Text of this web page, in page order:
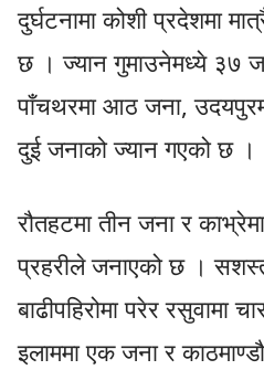
दुर्घटनामा कोशी प्रदेशमा
छ । ज्यान गुमाउनेमध्ये ३७
पाँचथरमा आठ जना,
दुई जनाको ज्यान गएको छ ।
रौतहटमा तीन जना र
प्रहरीले जनाएको छ ।
बाढीपहिरोमा परेर रसुवामा
इलाममा एक जना र